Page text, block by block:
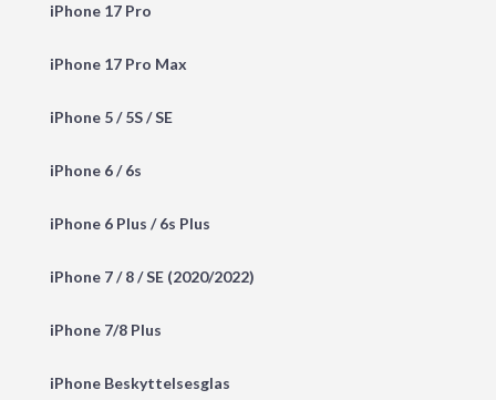
iPhone 17 Pro
iPhone 17 Pro Max
iPhone 5 / 5S / SE
iPhone 6 / 6s
iPhone 6 Plus / 6s Plus
iPhone 7 / 8 / SE (2020/2022)
iPhone 7/8 Plus
iPhone Beskyttelsesglas